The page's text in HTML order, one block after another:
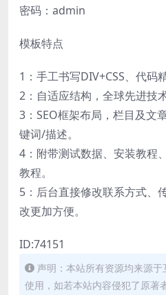
密码：admin
模板特点
1：手工书写DIV+CSS、代码
2：自适应结构，全球先进技
3：SEO框架布局，栏目及文
键词/描述。
4：附带测试数据、安装教程
教程。
5：后台直接修改联系方式、
改更加方便。
ID:74151
声明：本站所有资源均来源
使用，如若本站内容侵犯了原著